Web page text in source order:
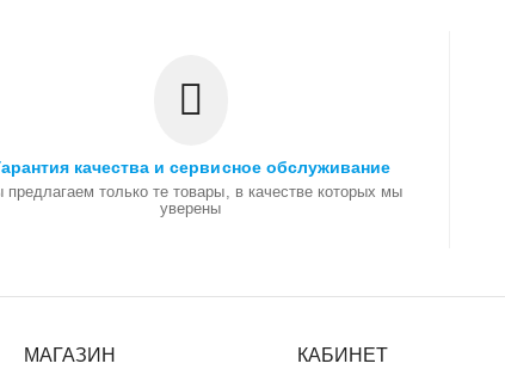
качества и сервисное обслуживание
предлагаем только те товары, в качестве которых мы
уверены
МАГАЗИН КАБИНЕТ